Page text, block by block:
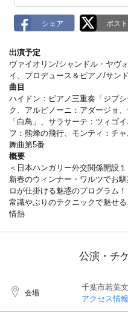
出演予定
ヴァイオリン/シャンドル・ヤヴ
イ、プロデュース＆ピアノ/サン
曲目
ハイドン：ピアノ三重奏「ジプ
ク、アルビノーニ：アダージョ
「白鳥」、サラサーテ：ツィゴ
フ：熊蜂の飛行、モンティ：チ
舞曲第5番
概要
＜日本ハンガリー外交関係開設
新春のウィンナー・ワルツでお
ロが仕掛ける魅惑のプログラム！
常識やぶりのテクニックで魅せ
情熱
公演・チ
会場
千葉市若葉
アクセス情報